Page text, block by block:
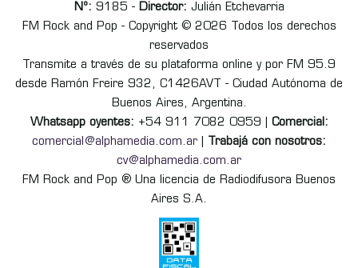
Nº: 9185 - Director: Julián Etchevarria
FM Rock and Pop - Copyright © 2026 Todos los derechos
reservados
Transmite a través de su plataforma online y por FM 95.9
desde Ramón Freire 932, C1426AVT - Ciudad Autónoma de
Buenos Aires, Argentina.
Whatsapp oyentes: +54 911 7082 0959 | Comercial:
comercial@alphamedia.com.ar
Trabajá con nosotros:
cv@alphamedia.com.ar
FM Rock and Pop ® Una licencia de Radiodifusora Buenos
Aires S.A.